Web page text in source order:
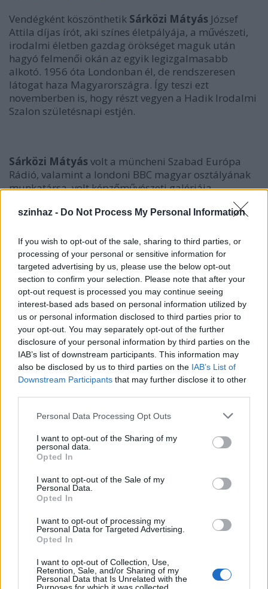
szinhaz - Do Not Process My Personal Information
If you wish to opt-out of the sale, sharing to third parties, or
processing of your personal or sensitive information for
targeted advertising by us, please use the below opt-out
section to confirm your selection. Please note that after your
opt-out request is processed you may continue seeing
interest-based ads based on personal information utilized by
us or personal information disclosed to third parties prior to
your opt-out. You may separately opt-out of the further
disclosure of your personal information by third parties on the
IAB’s list of downstream participants. This information may
also be disclosed by us to third parties on the IAB’s List of
Downstream Participants that may further disclose it to other
Please note that this website/app uses one or more Google
not limited to your visit or usage behaviour. You may click to
grant or deny consent to Google and its third-party tags to
use your data for below specified purposes in below Google
consent section.
Personal Data Processing Opt Outs
I want to opt-out of the Sharing of my
personal data.
Opted In
I want to opt-out of the Sale of my
Personal Data.
Opted In
I want to opt-out of processing my
Personal Data for Targeted Advertising.
Opted In
I want to opt-out of Collection, Use,
Retention, Sale, and/or Sharing of my
Personal Data that Is Unrelated with the
Vendégként köszönthetik Sárközi Mátyás József
Attila díjas írót, aki színes életpályája, a művészeti,
irodalmi életben gazdag örökséget maguk után
hagyó felmenői okán az egyik legizgalmasabb
alkotó. 1956 óta Londonban él, de rendszeresen
látogat haza Magyarországra. Így teszi ezt
novemberben is, hogy részt vegyen a Hadik Irodalmi
Szalon születésnapi estjén.
Sárközi Mátyásvolt a müncheni Szabad Európa
Rádió, valamint a londoni BBC magyar osztályának
munkatársa, volt képzőművészeti galériája
Londonban, elbeszéléseket, karcolatokat, irodalmi
cikkeket és kritikákat ír. Rendszeresen publikált az Új
Sárközi Mártairodalmi, művészeti összejövetelei,
házi szalonjai legendásak Budapesten. Édesapja
Sárközi Györgyíró, szerkesztő. Nagyapja,Molnár
Ferencíró, az egyik legnépszerűbb színpadi szerző,
akinekA Pál utcai fiúkcímű regénye számos
országban kötelező olvasmány.
Sárközi MátyásbeszélgetőtársaLator László
költő, műfordító lesz, aki 2011-ben már volt a szalon
vendége a Kass Jánosemlékére rendezett esten.
Lator Lászlósok szálon kötődikSárközi
Mátyáshoz : barátságuk évtizedes, költőként a
Sárközi MártaésIllyés GyulaszerkesztetteVálasz
című lapban indult.